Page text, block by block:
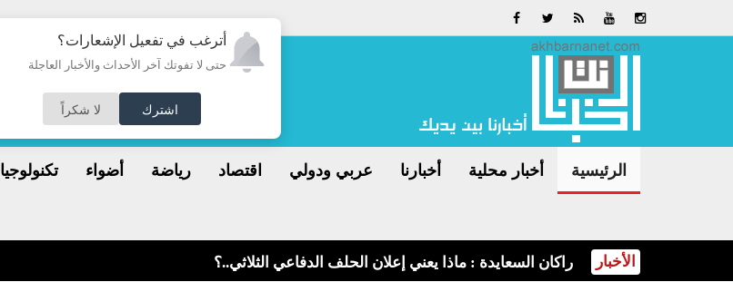
أترغب في تفعيل الإشعارات؟
حتى لا تفوتك آخر الأحداث والأخبار العاجلة
اشترك لا شكراً
الرئيسية أخبار محلية أخبارنا عربي ودولي اقتصاد رياضة أضواء تكنولوجيا
الأخبار راكان السعايدة : ماذا يعني إعلان الحلف الدفاعي الثلاثي..؟